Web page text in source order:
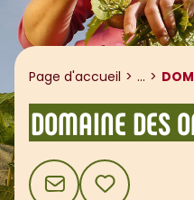
Page d'accueil ...
DOMAINE DES
CONTACTAJOUTER AUX